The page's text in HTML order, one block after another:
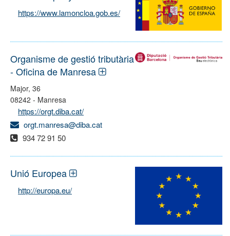
https://www.lamoncloa.gob.es/
Organisme de gestió tributària
- Oficina de Manresa
Major, 36
08242 - Manresa
https://orgt.diba.cat/
orgt.manresa@diba.cat
934 72 91 50
Unió Europea
http://europa.eu/